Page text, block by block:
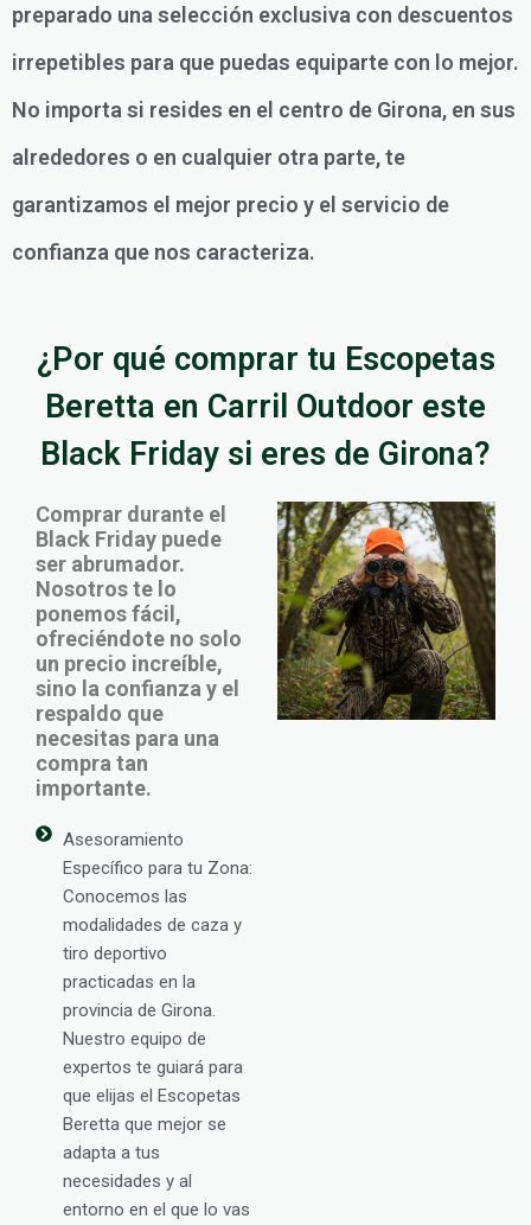
preparado una selección exclusiva con descuentos
irrepetibles para que puedas equiparte con lo mejor.
No importa si resides en el centro de Girona, en sus
alrededores o en cualquier otra parte, te
garantizamos el mejor precio y el servicio de
confianza que nos caracteriza.
¿Por qué comprar tu Escopetas
Beretta en Carril Outdoor este
Black Friday si eres de Girona?
Comprar durante el
Black Friday puede
ser abrumador.
Nosotros te lo
ponemos fácil,
ofreciéndote no solo
un precio increíble,
sino la confianza y el
respaldo que
necesitas para una
compra tan
importante.
Asesoramiento
Específico para tu Zona:
Conocemos las
modalidades de caza y
tiro deportivo
practicadas en la
provincia de Girona.
Nuestro equipo de
expertos te guiará para
que elijas el Escopetas
Beretta que mejor se
adapta a tus
necesidades y al
entorno en el que lo vas